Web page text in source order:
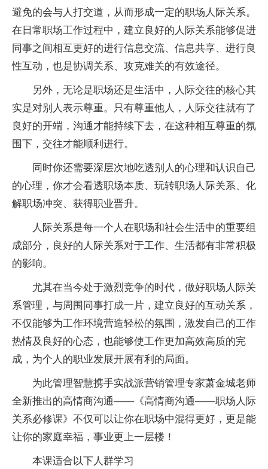
避免的会与人打交道，从而形成一定的职场人际关系。
在日常职场工作过程中，建立良好的人际关系能够促进
同事之间相互更好的进行信息交流、信息共享、进行良
性互动，也是协调关系、攻克难关的有效途径。
另外，无论是职场还是生活中，人际交往的核心其
实是对别人表示尊重。只有尊重他人，人际交往就有了
良好的开端，沟通才能持续下去，在这种相互尊重的氛
围下，交往才能顺利进行。
同时你还需要深层次地吃透别人的心理和认识自己
的心理，你才会看透职场本质、玩转职场人际关系、化
解职场冲突、获得职业晋升。
人际关系是每一个人在职场和社会生活中的重要组
成部分，良好的人际关系对于工作、生活都有非常积极
的影响。
尤其在当今处于激烈竞争的时代，做好职场人际关
系管理，与周围同事打成一片，建立良好的互动关系，
不仅能够为工作环境营造轻松的氛围，激发自己的工作
热情及良好的心态，也能够使工作更加高效高质的完
成，为个人的职业发展开展有利的局面。
为此管理智慧携手实战派营销管理专家萧金城老师
全新推出的高情商沟通——《高情商沟通——职场人际
关系必修课》不仅可以让你在职场中混得更好，更是能
让你的家庭幸福，事业更上一层楼！
本课适合以下人群学习